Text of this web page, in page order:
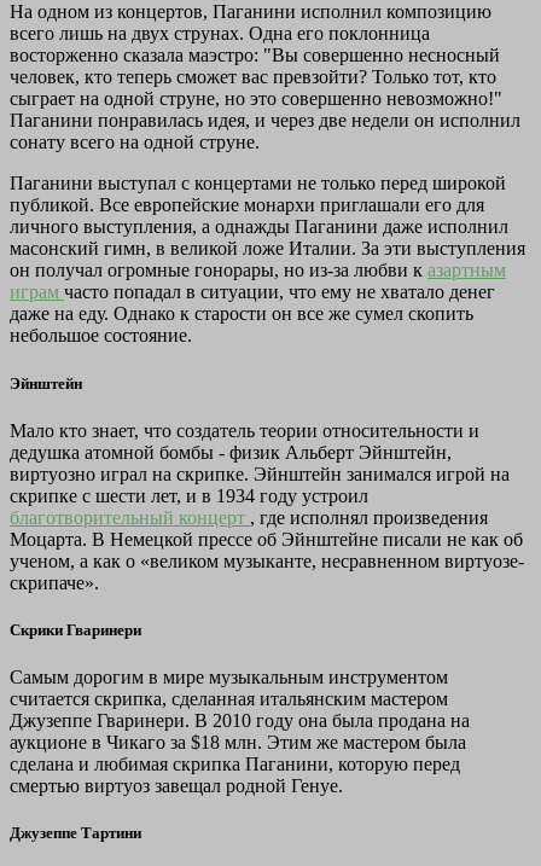
На одном из концертов, Паганини исполнил композицию
всего лишь на двух струнах. Одна его поклонница
восторженно сказала маэстро: "Вы совершенно несносный
человек, кто теперь сможет вас превзойти? Только тот, кто
сыграет на одной струне, но это совершенно невозможно!"
Паганини понравилась идея, и через две недели он исполнил
сонату всего на одной струне.
Паганини выступал с концертами не только перед широкой
публикой. Все европейские монархи приглашали его для
личного выступления, а однажды Паганини даже исполнил
масонский гимн, в великой ложе Италии. За эти выступления
он получал огромные гонорары, но из-за любви к азартным
играм часто попадал в ситуации, что ему не хватало денег
даже на еду. Однако к старости он все же сумел скопить
небольшое состояние.
Эйнштейн
Мало кто знает, что создатель теории относительности и
дедушка атомной бомбы - физик Альберт Эйнштейн,
виртуозно играл на скрипке. Эйнштейн занимался игрой на
скрипке с шести лет, и в 1934 году устроил
благотворительный концерт , где исполнял произведения
Моцарта. В Немецкой прессе об Эйнштейне писали не как об
ученом, а как о «великом музыканте, несравненном виртуозе-
скрипаче».
Скрики Гваринери
Самым дорогим в мире музыкальным инструментом
считается скрипка, сделанная итальянским мастером
Джузеппе Гваринери. В 2010 году она была продана на
аукционе в Чикаго за $18 млн. Этим же мастером была
сделана и любимая скрипка Паганини, которую перед
смертью виртуоз завещал родной Генуе.
Джузеппе Тартини